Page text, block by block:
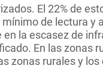
El 22% de
de lectura y
la escasez de
En las zonas
zonas rurales y los